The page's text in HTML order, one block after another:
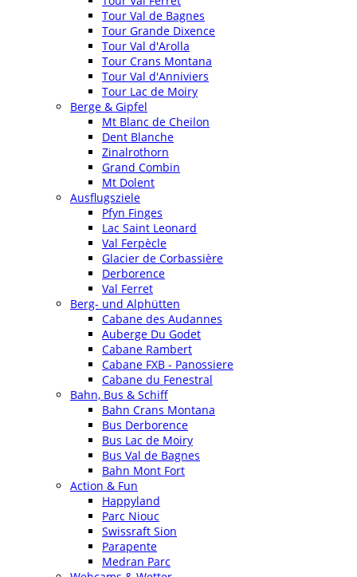
Tour Val de Bagnes
Tour Grande Dixence
Tour Val d'Arolla
Tour Crans Montana
Tour Val d'Anniviers
Tour Lac de Moiry
Berge & Gipfel
Mt Blanc de Cheilon
Dent Blanche
Zinalrothorn
Grand Combin
Mt Dolent
Ausflugsziele
Pfyn Finges
Lac Saint Leonard
Val Ferpècle
Glacier de Corbassière
Derborence
Val Ferret
Berg- und Alphütten
Cabane des Audannes
Auberge Du Godet
Cabane Rambert
Cabane FXB - Panossiere
Cabane du Fenestral
Bahn, Bus & Schiff
Bahn Crans Montana
Bus Derborence
Bus Lac de Moiry
Bus Val de Bagnes
Bahn Mont Fort
Action & Fun
Happyland
Parc Niouc
Swissraft Sion
Parapente
Medran Parc